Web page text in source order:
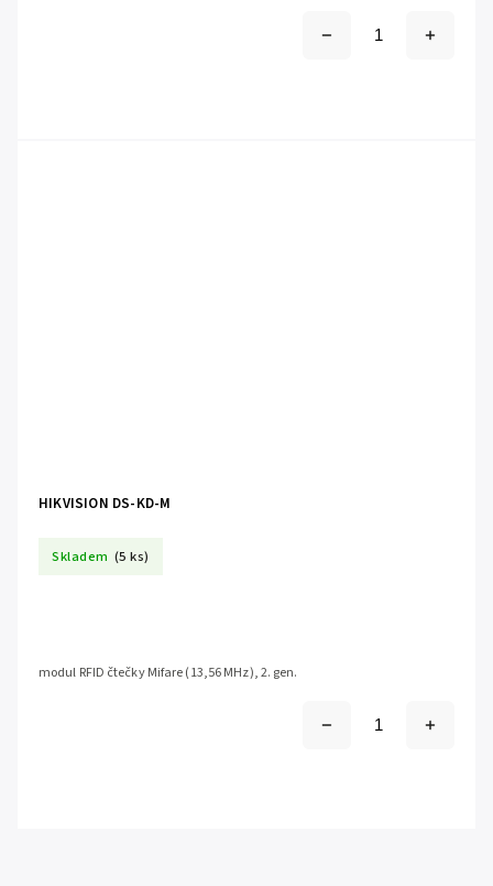
HIKVISION DS-KD-M
Skladem (5 ks)
modul RFID čtečky Mifare (13,56 MHz), 2. gen.